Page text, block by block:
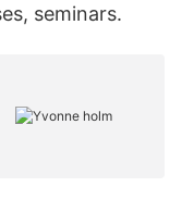
seminars.